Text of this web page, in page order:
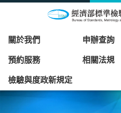
關於我們 申辦查詢
預約服務 相關法規
檢驗與度政新規定